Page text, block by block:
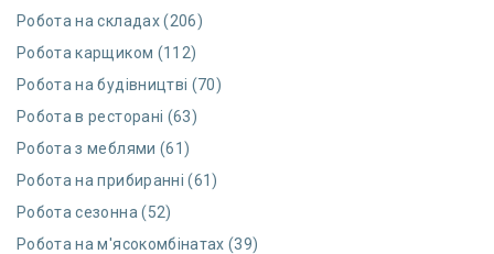
Робота на складах (206)
Робота карщиком (112)
Робота на будівництві (70)
Робота в ресторані (63)
Робота з меблями (61)
Робота на прибиранні (61)
Робота сезонна (52)
Робота на м'ясокомбінатах (39)